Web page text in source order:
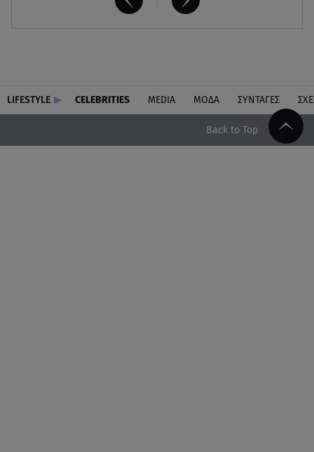
LIFESTYLE CELEBRITIES MEDIA ΜΟΔΑ ΣΥΝΤΑΓΕΣ
Back to Top